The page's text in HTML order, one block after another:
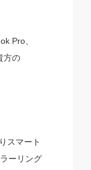
Pro、
方の
スマート
ーリング